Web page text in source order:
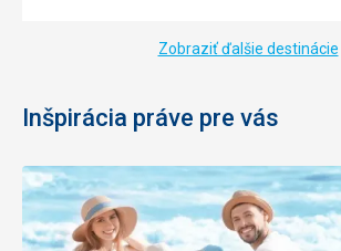
Zobraziť ďalšie destinácie
Inšpirácia práve pre vás